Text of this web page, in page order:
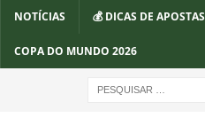
NOTÍCIAS 💰 DICAS DE APOSTAS
COPA DO MUNDO 2026